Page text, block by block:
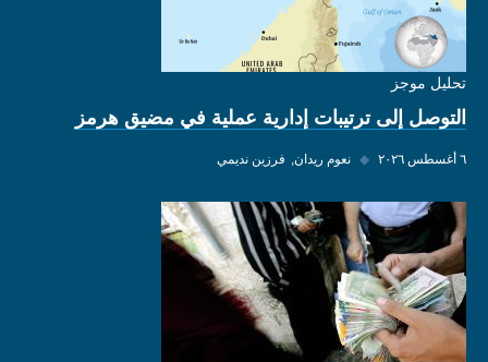
تحليل موجز
التوصل إلى ترتيبات إدارية عملية في مضيق هرمز
٦ أغسطس ٢٠٢٦ ◆ نعوم ريدان فرزين نديمي